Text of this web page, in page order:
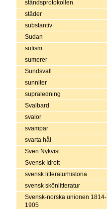
ståndsprotokollen
städer
substantiv
Sudan
sufism
sumerer
Sundsvall
sunniter
supraledning
Svalbard
svalor
svampar
svarta hål
Sven Nykvist
Svensk Idrott
svensk litteraturhistoria
svensk skönlitteratur
Svensk-norska unionen 1814-
1905